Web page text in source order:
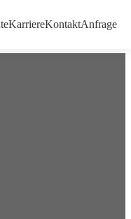
KarriereKontaktAnfrage